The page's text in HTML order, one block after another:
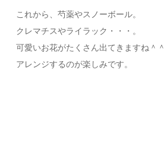
これから、芍薬やスノーボール。
クレマチスやライラック・・・。
可愛いお花がたくさん出てきますね＾＾
アレンジするのが楽しみです。